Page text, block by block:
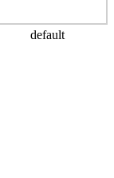
default